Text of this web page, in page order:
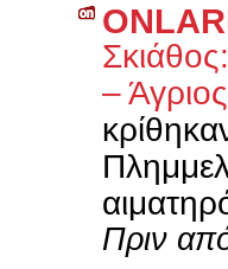
–
Πριν